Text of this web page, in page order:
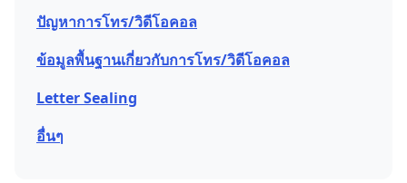
ปัญหาการโทร/วิดีโอคอล
ข้อมูลพื้นฐานเกี่ยวกับการโทร/วิดีโอคอล
Letter Sealing
อื่นๆ